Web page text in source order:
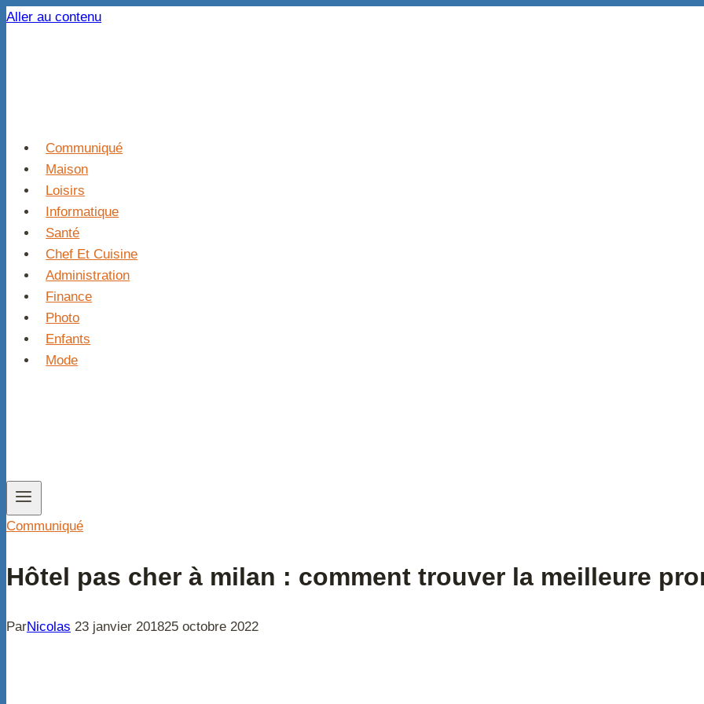
Aller au contenu
Communiqué
Maison
Loisirs
Informatique
Santé
Chef Et Cuisine
Administration
Finance
Photo
Enfants
Mode
Communiqué
Hôtel pas cher à milan : comment trouver la meilleure
ParNicolas 23 janvier 201825 octobre 2022